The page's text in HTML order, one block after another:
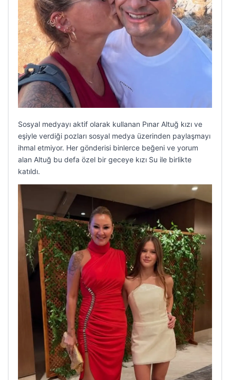
Sosyal medyayı aktif olarak kullanan Pınar Altuğ kızı ve
eşiyle verdiği pozları sosyal medya üzerinden paylaşmayı
ihmal etmiyor. Her gönderisi binlerce beğeni ve yorum
alan Altuğ bu defa özel bir geceye kızı Su ile birlikte
katıldı.